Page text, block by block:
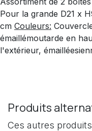
Pour la grande D21 x
cm Couleurs:
émaillémoutarde en
l'extérieur,
Produits
Ces autres